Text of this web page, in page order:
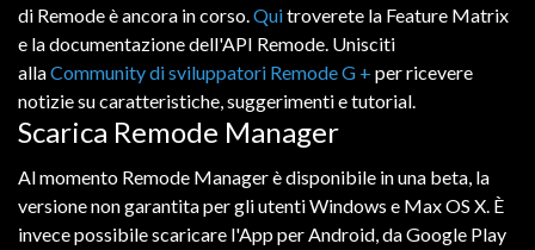
di Remode è ancora in corso.Quitroverete la Feature Matrix
e ladocumentazionedell'API Remode. Unisciti
allaCommunity di sviluppatori Remode G + perricevere
notiziesucaratteristiche,suggerimentietutorial.
Scarica Remode Manager
Al momento Remode Managerèdisponibile inuna beta, la
versionenon garantitapergli utentiWindows e MaxOS X. È
invecepossibilescaricare l'AppperAndroid,daGoogle Play